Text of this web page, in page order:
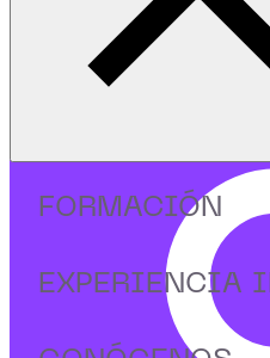
FORMACIÓN
EXPERIENCIA
Si tengas una duda o
sugerirnos un nuevo
,
Nos encanta escuchar a
Si tienes una duda, una idea,
quieres saludarnos, estamos
Completa el formulario y te